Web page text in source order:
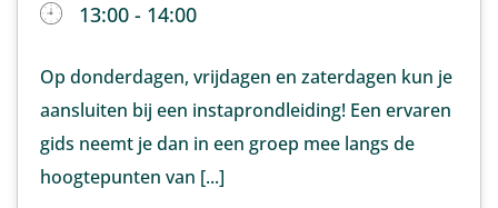
13:00 - 14:00
Op donderdagen, vrijdagen en zaterdagen kun je
aansluiten bij een instaprondleiding! Een ervaren
gids neemt je dan in een groep mee langs de
hoogtepunten van [...]